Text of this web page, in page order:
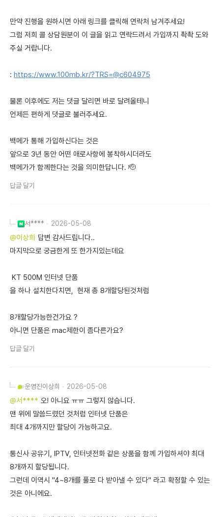
만약 진행을 원하시면 아래 링크를 클릭해 연락처 남겨주세요!
그럼 저희 콜 상담원분이 이 글을 읽고 연락드려서 가입까지 촥촥 도와
주실 거랍니다.
: https://www.100mb.kr/?TRS=@c604975
물론 이후에도 저는 댓글 달리면 바로 달려올테니
언제든 편하게 댓글로 불러주세요.
백메가 통해 가입하신다는 것은
앞으로 3년 동안 어떤 애로사항에 봉착하시더라도
백메가가 함께한다는 것을 의미한답니다. 🫡
답글 달기
서**** 2026-05-08
@이상희 답변 감사드립니다..
마지막으로 궁금한게 또 한가지있는데요
KT 500M 인터넷 단품
을 하나 설치한다치면, 현재 총 8개할당된것처럼
8개할당가능한건가요 ?
아니면 단품은 mac제한이 좀다른가요?
답글 달기
운영진이상희 2026-05-08
@서**** 오! 아니요 ㅠㅠ 그렇지 않습니다.
맨 위에 말씀드렸던 것처럼 인터넷 단품은
최대 4개까지만 할당이 가능하고요.
통신사 공유기, IPTV, 인터넷전화 같은 상품을 함께 가입하셔야 최대
8개까지 할당됩니다.
그런데 이역시 "4~8개를 풀로 다 받아낼 수 있다" 라고 확정할 수 있는
것은 아니에요.